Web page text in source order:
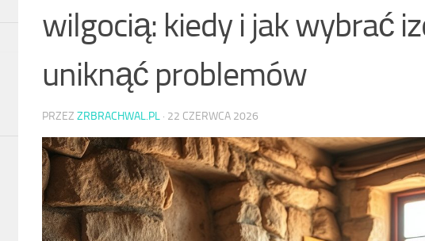
wilgocią: kiedy i jak wybrać
uniknąć problemów
PRZEZ ZRBRACHWAL.PL · 22 CZERWCA 2026